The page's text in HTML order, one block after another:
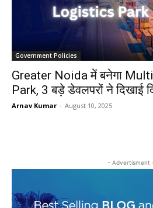
Government Policies
Greater Noida में बनेगा
Park, 3 बड़े डेवलपरों ने दिखाई
Arnav Kumar - August 10, 2025
- Advertisment